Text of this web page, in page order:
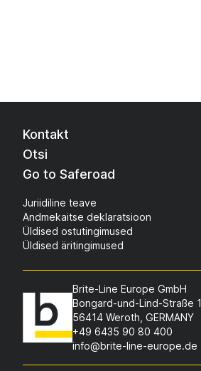
Kontakt
Otsi
Go to Saferoad
Juriidiline teave
Andmekaitse deklaratsioon
Üldised ostutingimused
Üldised äritingimused
Brite-Line Europe GmbH
Bongard-und-Lind-Straße 1
56414 Weroth, GERMANY
+49 6435 90 80 400
info@brite-line-europe.de